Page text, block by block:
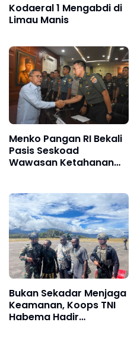
Kodaeral 1 Mengabdi di
Limau Manis
Menko Pangan RI Bekali
Pasis Seskoad
Wawasan Ketahanan
Bukan Sekadar Menjaga
Keamanan, Koops TNI
Habema Hadir